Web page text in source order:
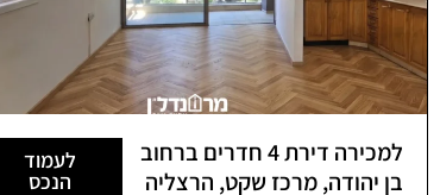
למכירה דירת 4 חדרים ברחוב
בן יהודה, מרכז שקט, הרצליה
לעמוד
הנכס